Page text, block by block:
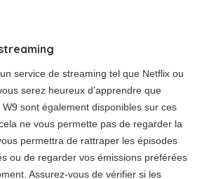
service de streaming tel que Netflix ou
serez heureux d’apprendre que
sont également disponibles sur ces
ne vous permette pas de regarder la
permettra de rattraper les épisodes
ou de regarder vos émissions préférées
Assurez-vous de vérifier si les